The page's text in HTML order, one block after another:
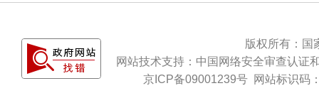
版权所有：
网站技术支持： 中国网络安全审查认证
京ICP备09001239号网站标识码